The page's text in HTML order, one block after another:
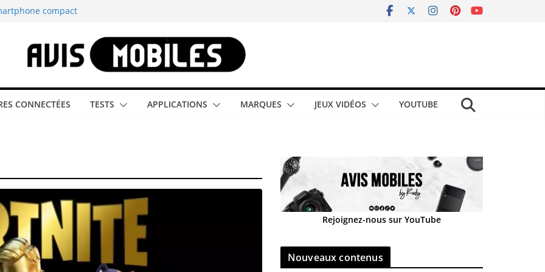
compact
tous les
smartphone
CONNECTÉES TESTS APPLICATIONS MARQUES JEUX VIDÉOS YOUTUBE
Rejoignez-nous sur YouTube
Nouveaux contenus